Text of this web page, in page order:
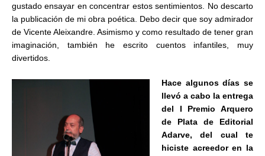
gustado ensayar en concentrar estos sentimientos. No descarto
la publicación de mi obra poética. Debo decir que soy admirador
de Vicente Aleixandre. Asimismo y como resultado de tener gran
imaginación, también he escrito cuentos infantiles, muy
divertidos.
Hace algunos días se
llevó a cabo la entrega
del I Premio Arquero
de Plata de Editorial
Adarve, del cual te
hiciste acreedor en la